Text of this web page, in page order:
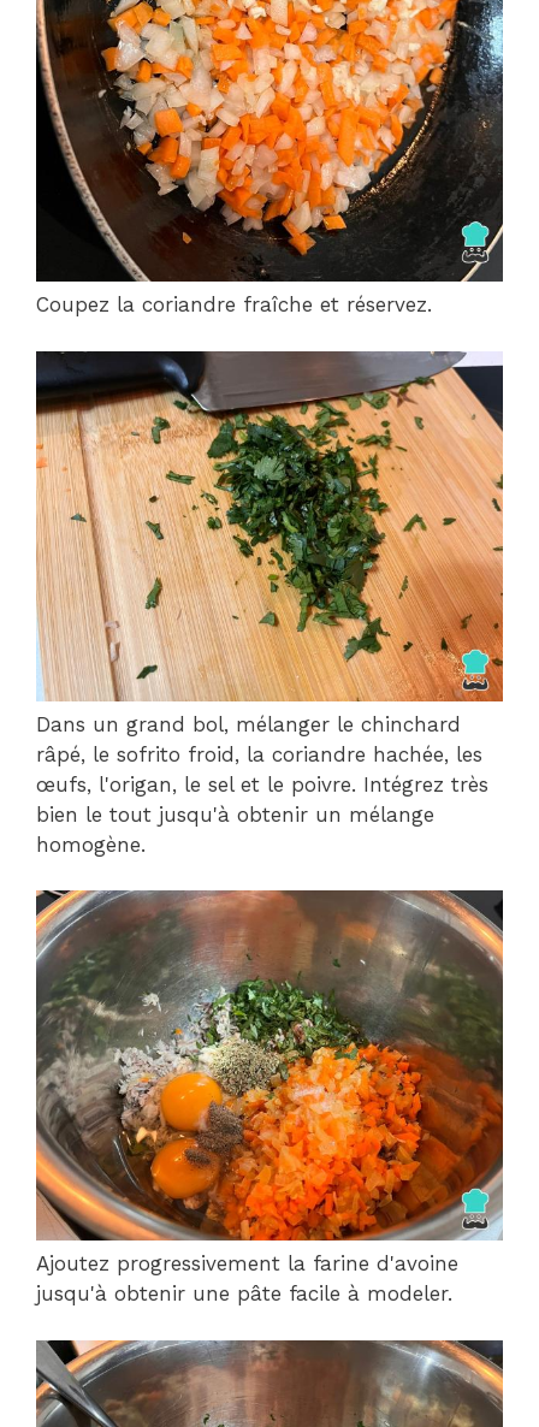
Coupez la coriandre fraîche et réservez.
Dans un grand bol, mélanger le chinchard
râpé, le sofrito froid, la coriandre hachée, les
œufs, l'origan, le sel et le poivre. Intégrez très
bien le tout jusqu'à obtenir un mélange
homogène.
Ajoutez progressivement la farine d'avoine
jusqu'à obtenir une pâte facile à modeler.